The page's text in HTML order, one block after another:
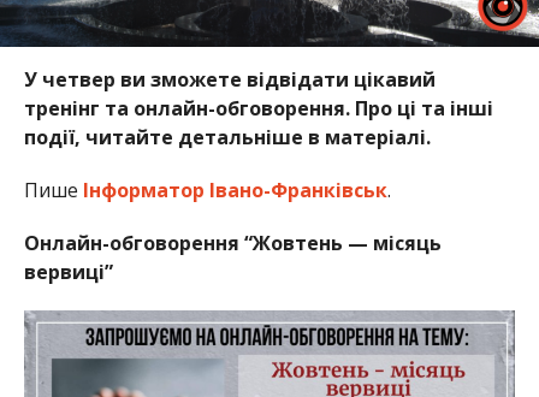
У четвер ви зможете відвідати цікавий
тренінг та онлайн-обговорення. Про ці та інші
події, читайте детальніше в матеріалі.
Пише Інформатор Івано-Франківськ.
Онлайн-обговорення “Жовтень — місяць
вервиці”